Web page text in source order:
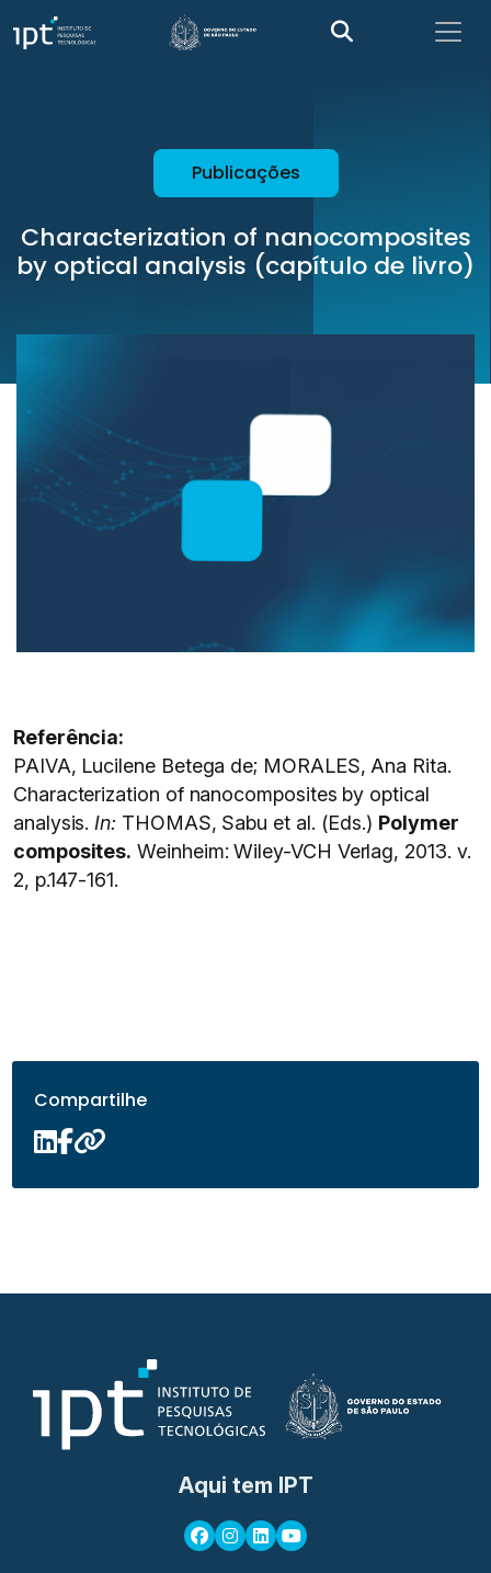
Publicações
Characterization of nanocomposites
by optical analysis (capítulo de livro)
Referência:
PAIVA, Lucilene Betega de; MORALES, Ana Rita.
Characterization of nanocomposites by optical
analysis. In: THOMAS, Sabu et al. (Eds.) Polymer
composites. Weinheim: Wiley-VCH Verlag, 2013. v.
2, p.147-161.
Compartilhe
Aqui tem IPT